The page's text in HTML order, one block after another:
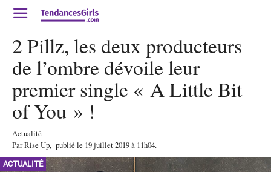
2 Pillz, les deux producteurs
de l’ombre dévoile leur
premier single « A Little Bit
of You » !
Actualité
ParRise Up, publié le 19 juillet 2019à 11h04.
ACTUALITÉ